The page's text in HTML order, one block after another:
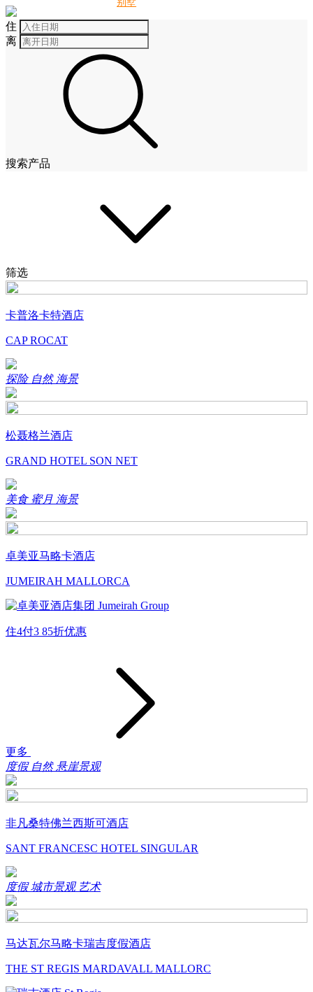
住
离
搜索产品
筛选
卡普洛卡特酒店
CAP ROCAT
探险 自然 海景
松聂格兰酒店
GRAND HOTEL SON NET
美食 蜜月 海景
卓美亚马略卡酒店
JUMEIRAH MALLORCA
住4付3 85折优惠
更多
度假 自然 悬崖景观
非凡桑特佛兰西斯可酒店
SANT FRANCESC HOTEL SINGULAR
度假 城市景观 艺术
马达瓦尔马略卡瑞吉度假酒店
THE ST REGIS MARDAVALL MALLORC